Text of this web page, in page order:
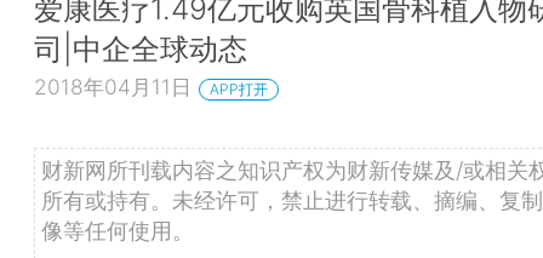
爱康医疗1.49亿元收购英国骨科植入物
司|中企全球动态
2018年04月11日 APP打开
财新网所刊载内容之知识产权为财新传媒及/或相关
所有或持有。未经许可，禁止进行转载、摘编、复
像等任何使用。